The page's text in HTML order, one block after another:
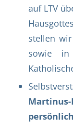
auf LTV
stellen
sowie